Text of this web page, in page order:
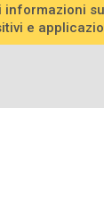
informazioni
e